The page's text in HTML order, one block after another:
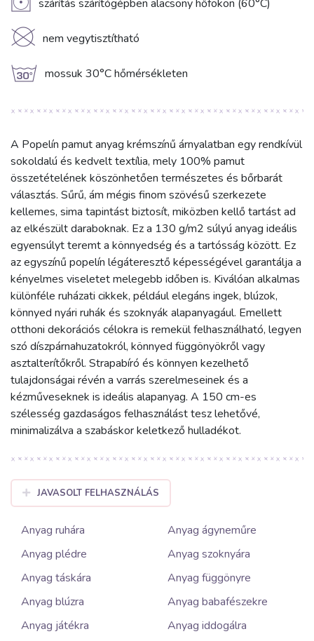
V szárítás szárítógépben alacsony hőfokon (60°C)
K nem vegytisztítható
g mossuk 30°C hőmérsékleten
A Popelín pamut anyag krémszínű árnyalatban egy rendkívül
sokoldalú és kedvelt textília, mely 100% pamut
összetételének köszönhetően természetes és bőrbarát
választás. Sűrű, ám mégis finom szövésű szerkezete
kellemes, sima tapintást biztosít, miközben kellő tartást ad
az elkészült daraboknak. Ez a 130 g/m2 súlyú anyag ideális
egyensúlyt teremt a könnyedség és a tartósság között. Ez
az egyszínű popelín légáteresztő képességével garantálja a
kényelmes viseletet melegebb időben is. Kiválóan alkalmas
különféle ruházati cikkek, például elegáns ingek, blúzok,
könnyed nyári ruhák és szoknyák alapanyagául. Emellett
otthoni dekorációs célokra is remekül felhasználható, legyen
szó díszpárnahuzatokról, könnyed függönyökről vagy
asztalterítőkről. Strapabíró és könnyen kezelhető
tulajdonságai révén a varrás szerelmeseinek és a
kézműveseknek is ideális alapanyag. A 150 cm-es
szélesség gazdaságos felhasználást tesz lehetővé,
minimalizálva a szabáskor keletkező hulladékot.
JAVASOLT FELHASZNÁLÁS
Anyag ruhára
Anyag ágyneműre
Anyag plédre
Anyag szoknyára
Anyag táskára
Anyag függönyre
Anyag blúzra
Anyag babafészekre
Anyag játékra
Anyag iddogálra